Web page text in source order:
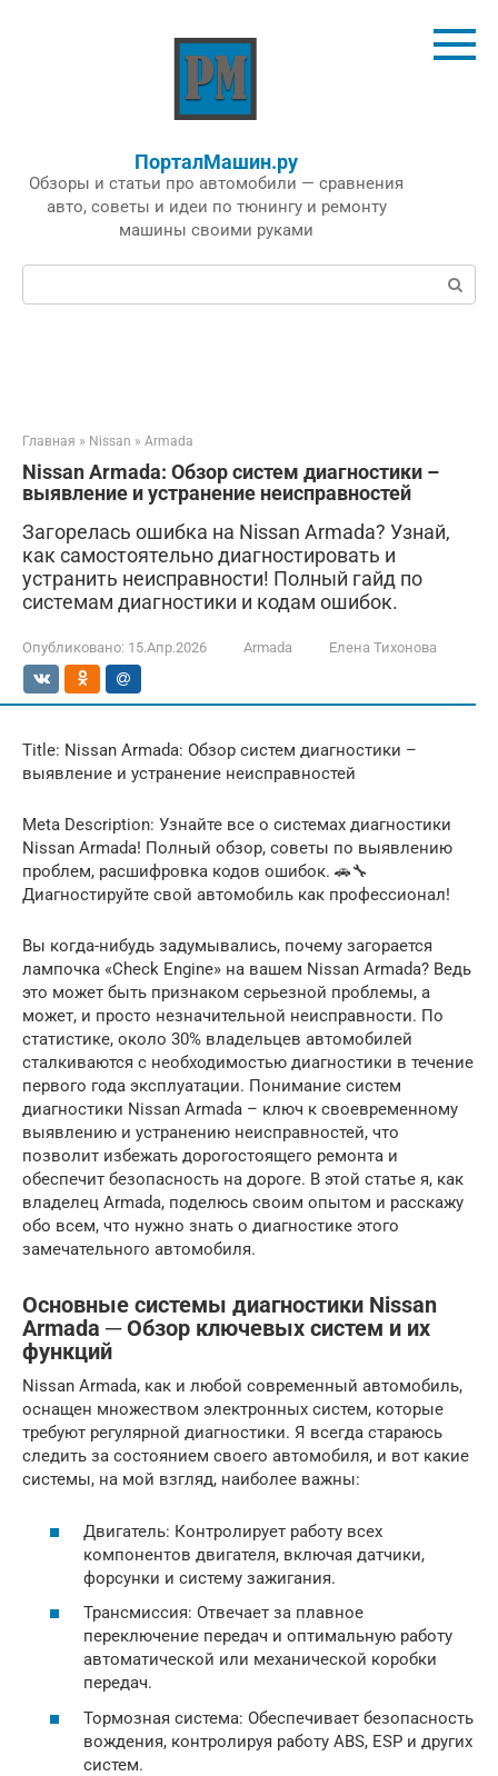
ПорталМашин.ру
Обзоры и статьи про автомобили — сравнения
авто, советы и идеи по тюнингу и ремонту
машины своими руками
Поиск:
Главная » Nissan » Armada
Nissan Armada: Обзор систем диагностики –
выявление и устранение неисправностей
Загорелась ошибка на Nissan Armada? Узнай,
как самостоятельно диагностировать и
устранить неисправности! Полный гайд по
системам диагностики и кодам ошибок.
Опубликовано: 15.Апр.2026 Armada Елена Тихонова
Title: Nissan Armada: Обзор систем диагностики –
выявление и устранение неисправностей
Meta Description: Узнайте все о системах диагностики
Nissan Armada! Полный обзор, советы по выявлению
проблем, расшифровка кодов ошибок. 🚗🔧
Диагностируйте свой автомобиль как профессионал!
Вы когда-нибудь задумывались, почему загорается
лампочка «Check Engine» на вашем Nissan Armada? Ведь
это может быть признаком серьезной проблемы, а
может, и просто незначительной неисправности. По
статистике, около 30% владельцев автомобилей
сталкиваются с необходимостью диагностики в течение
первого года эксплуатации. Понимание систем
диагностики Nissan Armada – ключ к своевременному
выявлению и устранению неисправностей, что
позволит избежать дорогостоящего ремонта и
обеспечит безопасность на дороге. В этой статье я, как
владелец Armada, поделюсь своим опытом и расскажу
обо всем, что нужно знать о диагностике этого
замечательного автомобиля.
Основные системы диагностики Nissan
Armada ─ Обзор ключевых систем и их
функций
Nissan Armada, как и любой современный автомобиль,
оснащен множеством электронных систем, которые
требуют регулярной диагностики. Я всегда стараюсь
следить за состоянием своего автомобиля, и вот какие
системы, на мой взгляд, наиболее важны:
Двигатель: Контролирует работу всех
компонентов двигателя, включая датчики,
форсунки и систему зажигания.
Трансмиссия: Отвечает за плавное
переключение передач и оптимальную работу
автоматической или механической коробки
передач.
Тормозная система: Обеспечивает безопасность
вождения, контролируя работу ABS, ESP и других
систем.